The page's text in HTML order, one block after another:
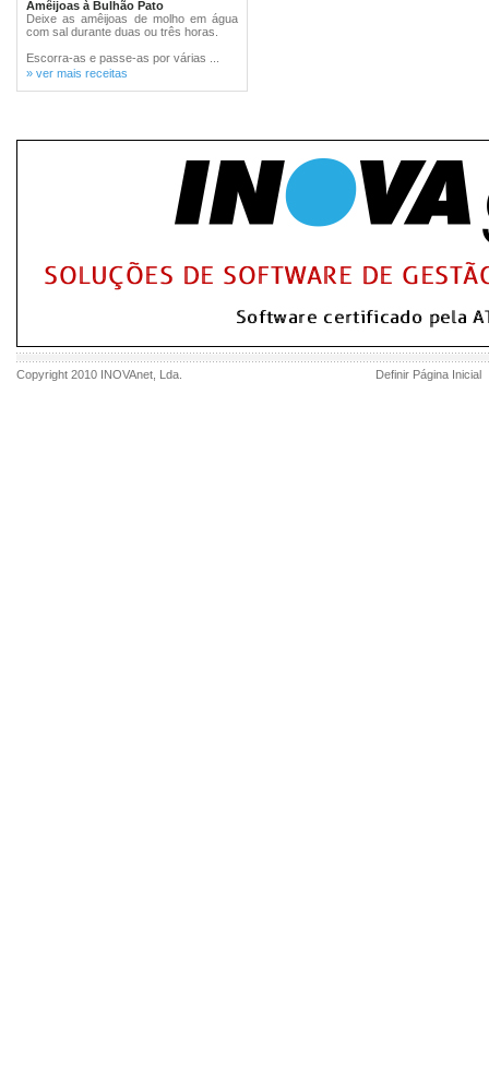
Amêijoas à Bulhão Pato
Deixe as amêijoas de molho em água
com sal durante duas ou três horas.
Escorra-as e passe-as por várias ...
» ver mais receitas
Copyright 2010 INOVAnet , Lda. Definir Página Inicial